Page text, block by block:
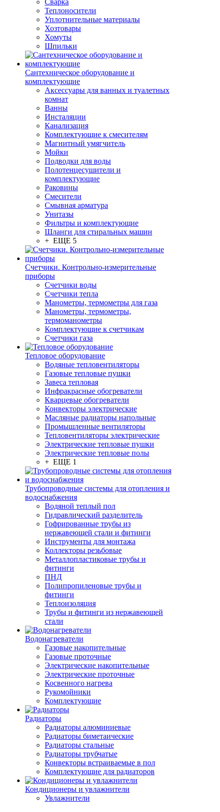
Сварка
Теплоносители
Уплотнительные материалы
Хозтовары
Хомуты
Шпильки
Сантехническое оборудование и
комплектующие
Аксессуары для ванных и туалетных
комнат
Ванны
Инсталяции
Канализация
Комплектующие к смесителям
Магнитный умягчитель
Мойки
Подводки для воды
Полотенцесушители и
комплектующие
Раковины
Смесители
Смывная арматура
Унитазы
Фильтры и комплектующие
Шланги для стиральных машин
+ ЕЩЕ 5
Счетчики. Контрольно-измерительные
приборы
Счетчики воды
Счетчики тепла
Манометры, термометры для газа
Манометры, термометры,
термоманометры
Комплектующие к счетчикам
Счетчики газа
Тепловое оборудование
Водяные тепловентиляторы
Газовые тепловые пушки
Завеса тепловая
Инфракрасные обогреватели
Кварцевые обогреватели
Конвекторы электрические
Масляные радиаторы напольные
Промышленные вентиляторы
Тепловентиляторы электрические
Электрические тепловые пушки
Электрические тепловые полы
+ ЕЩЕ 1
Трубопроводные системы для отопления и
водоснабжения
Водяной теплый пол
Гидравлический разделитель
Гофрированные трубы из
нержавеющей стали и фитинги
Инструменты для монтажа
Коллекторы резьбовые
Металлопластиковые трубы и
фитинги
ПНД
Полипропиленовые трубы и
фитинги
Теплоизоляция
Трубы и фитинги из нержавеющей
стали
Водонагреватели
Газовые накопительные
Газовые проточные
Электрические накопительные
Электрические проточные
Косвенного нагрева
Рукомойники
Комплектующие
Радиаторы
Радиаторы алюминиевые
Радиаторы биметаические
Радиаторы стальные
Радиаторы трубчатые
Конвекторы встраиваемые в пол
Комплектующие для радиаторов
Кондиционеры и увлажнители
Увлажнители